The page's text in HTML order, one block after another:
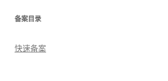
备案目录
快速备案